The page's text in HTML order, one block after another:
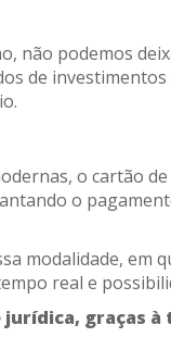
não podemos
de
o cartão
o
modalidade,
real e
jurídica, graças